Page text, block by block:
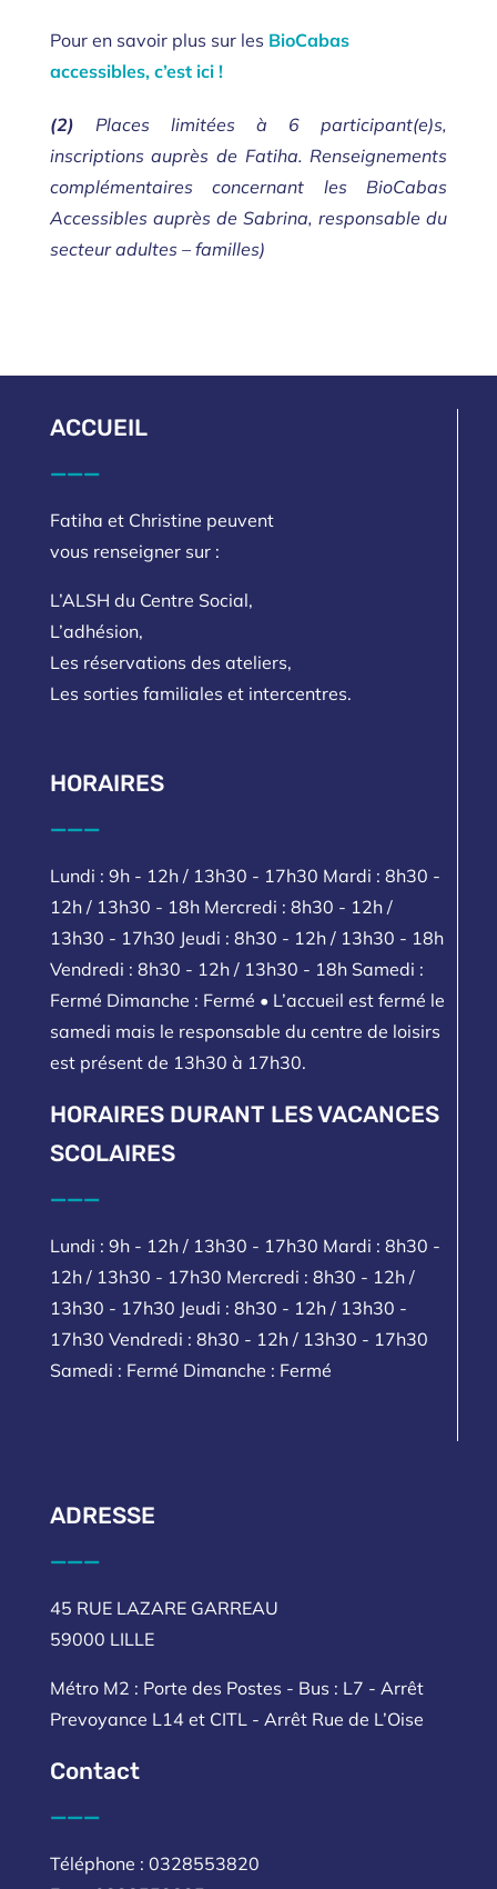
Pour en savoir plus sur les BioCabas
accessibles, c’est ici !
(2) Places limitées à 6 participant(e)s,
inscriptions auprès de Fatiha. Renseignements
complémentaires concernant les BioCabas
Accessibles auprès de Sabrina, responsable du
secteur adultes – familles)
ACCUEIL
___
Fatiha et Christine peuvent
vous renseigner sur :
L’ALSH du Centre Social,
L’adhésion,
Les réservations des ateliers,
Les sorties familiales et intercentres.
HORAIRES
___
Lundi : 9h - 12h / 13h30 - 17h30 Mardi : 8h30 -
12h / 13h30 - 18h Mercredi : 8h30 - 12h /
13h30 - 17h30 Jeudi : 8h30 - 12h / 13h30 - 18h
Vendredi : 8h30 - 12h / 13h30 - 18h Samedi :
Fermé Dimanche : Fermé • L’accueil est fermé le
samedi mais le responsable du centre de loisirs
est présent de 13h30 à 17h30.
HORAIRES DURANT LES VACANCES
SCOLAIRES
___
Lundi : 9h - 12h / 13h30 - 17h30 Mardi : 8h30 -
12h / 13h30 - 17h30 Mercredi : 8h30 - 12h /
13h30 - 17h30 Jeudi : 8h30 - 12h / 13h30 -
17h30 Vendredi : 8h30 - 12h / 13h30 - 17h30
Samedi : Fermé Dimanche : Fermé
ADRESSE
___
45 RUE LAZARE GARREAU
59000 LILLE
Métro M2 : Porte des Postes - Bus : L7 - Arrêt
Prevoyance L14 et CITL - Arrêt Rue de L’Oise
Contact
___
Téléphone : 0328553820